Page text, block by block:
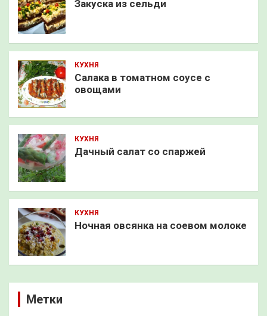
Закуска из сельди
КУХНЯ
Салака в томатном соусе с
овощами
КУХНЯ
Дачный салат со спаржей
КУХНЯ
Ночная овсянка на соевом молоке
Метки